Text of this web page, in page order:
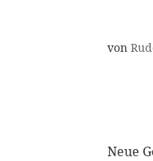
von
Neue